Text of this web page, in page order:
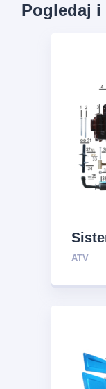
Pogledaj
ATV